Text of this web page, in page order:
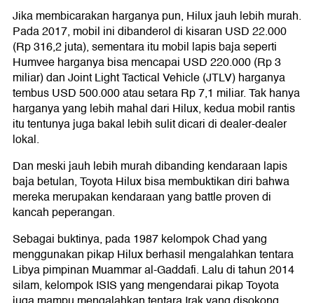
Jika membicarakan harganya pun, Hilux jauh lebih murah.
Pada 2017, mobil ini dibanderol di kisaran USD 22.000
(Rp 316,2 juta), sementara itu mobil lapis baja seperti
Humvee harganya bisa mencapai USD 220.000 (Rp 3
miliar) dan Joint Light Tactical Vehicle (JTLV) harganya
tembus USD 500.000 atau setara Rp 7,1 miliar. Tak hanya
harganya yang lebih mahal dari Hilux, kedua mobil rantis
itu tentunya juga bakal lebih sulit dicari di dealer-dealer
lokal.
Dan meski jauh lebih murah dibanding kendaraan lapis
baja betulan, Toyota Hilux bisa membuktikan diri bahwa
mereka merupakan kendaraan yang battle proven di
kancah peperangan.
Sebagai buktinya, pada 1987 kelompok Chad yang
menggunakan pikap Hilux berhasil mengalahkan tentara
Libya pimpinan Muammar al-Gaddafi. Lalu di tahun 2014
silam, kelompok ISIS yang mengendarai pikap Toyota